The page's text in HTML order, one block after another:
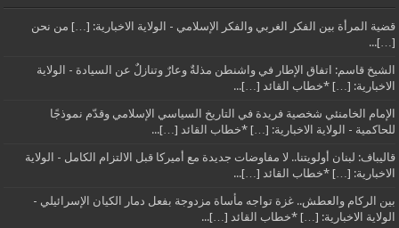
قضية المرأة بين الفكر الغربي والفكر الإسلامي - الولاية الاخبارية: […] من نحن
[…]...
الشيخ قاسم: اتفاق الإطار في واشنطن مذلةٌ وعارٌ وتنازلٌ عن السيادة - الولاية
الاخبارية: […] *خطاب القائد […]...
الإمام الخامنئي شخصية فريدة في التاريخ السياسي الإسلامي وقدّم نموذجًا
للحاكمية - الولاية الاخبارية: […] *خطاب القائد […]...
قاليباف: لبنان أولويتنا.. لا مفاوضات جديدة مع أميركا قبل الالتزام الكامل - الولاية
الاخبارية: […] *خطاب القائد […]...
بين الركام والعطش.. غزة تواجه مأساة مزدوجة بفعل دمار الكيان الإسرائيلي -
الولاية الاخبارية: […] *خطاب القائد […]...